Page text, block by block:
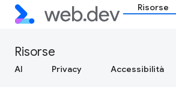
Risorse
Risorse
AI Privacy Accessibilità